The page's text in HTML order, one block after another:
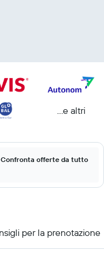
...e altri
Confronta offerte da tutto
per la prenotazione